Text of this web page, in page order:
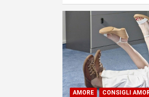
AMORE CONSIGLI